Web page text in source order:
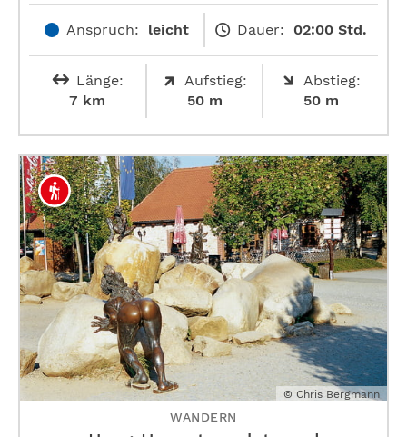
Anspruch: leicht Dauer: 02:00 Std.
Länge:
7 km
Aufstieg:
50 m
Abstieg:
50 m
© Chris Bergmann
WANDERN